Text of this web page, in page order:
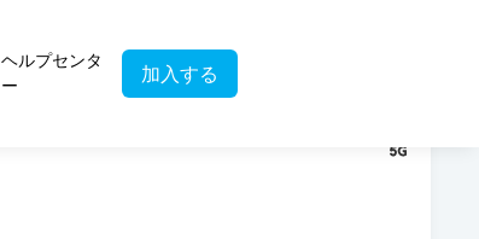
ヘルプセンタ
ー
加入する